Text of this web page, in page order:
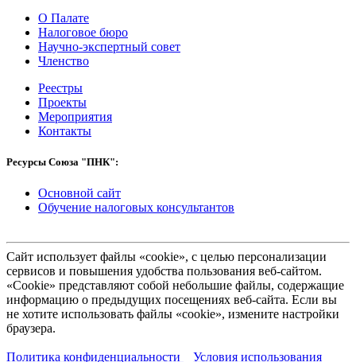
О Палате
Налоговое бюро
Научно-экспертный совет
Членство
Реестры
Проекты
Мероприятия
Контакты
Ресурсы Союза "ПНК":
Основной сайт
Обучение налоговых консультантов
Сайт использует файлы «cookie», с целью персонализации
сервисов и повышения удобства пользования веб-сайтом.
«Cookie» представляют собой небольшие файлы, содержащие
информацию о предыдущих посещениях веб-сайта. Если вы
не хотите использовать файлы «cookie», измените настройки
браузера.
Политика конфиденциальности
Условия использования